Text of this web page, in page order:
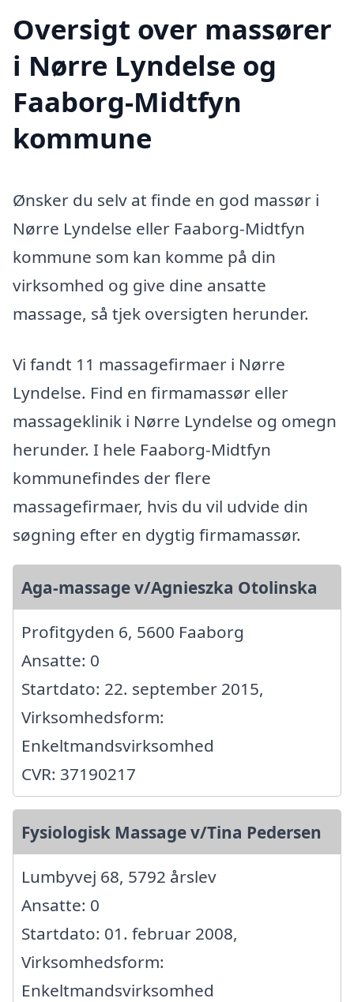
Oversigt over massører
i Nørre Lyndelse og
Faaborg-Midtfyn
kommune
Ønsker du selv at finde en god massør i
Nørre Lyndelse eller Faaborg-Midtfyn
kommune som kan komme på din
virksomhed og give dine ansatte
massage, så tjek oversigten herunder.
Vi fandt 11 massagefirmaer i Nørre
Lyndelse. Find en firmamassør eller
massageklinik i Nørre Lyndelse og omegn
herunder. I hele Faaborg-Midtfyn
kommunefindes der flere
massagefirmaer, hvis du vil udvide din
søgning efter en dygtig firmamassør.
Aga-massage v/Agnieszka Otolinska
Profitgyden 6, 5600 Faaborg
Ansatte: 0
Startdato: 22. september 2015,
Virksomhedsform:
Enkeltmandsvirksomhed
CVR: 37190217
Fysiologisk Massage v/Tina Pedersen
Lumbyvej 68, 5792 årslev
Ansatte: 0
Startdato: 01. februar 2008,
Virksomhedsform:
Enkeltmandsvirksomhed